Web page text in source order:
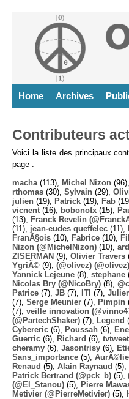
Home Archives
Contributeurs
Voici la liste des principaux
page :
macha (113), Michel Nizon (96),
rthomas (30), Sylvain (29),
julien (19), Patrick (19), Fab
vicnent (16), bobonofx (15),
(13),
Franck Revelin
(11), jean-eudes queffelec (11),
FranÃ§ois (10), Fabrice (10),
Nizon (@MichelNizon) (10),
ZISERMAN (9), Olivier Travers
YgriÃ© (9), (@olivez) (@olivez)
Yannick Lejeune (8), stephane
Nicolas Bry (@NicoBry) (8),
Patrice (7), JB (7), ITI (7),
(7), Serge Meunier (7), Pimpin
(7), veille innovation
(@PartechShaker) (7), Legend
Cybereric (6), Poussah (6),
Guerric (6), Richard (6), tvtweet
cheramy (6), Jasontrisy (6),
Sans_importance (5),
Renaud (5), Alain Raynaud (5),
Patrick Bertrand (@pck_b) (5),
(@El_Stanou) (5), Pierre
Metivier (@PierreMetivier) (5),